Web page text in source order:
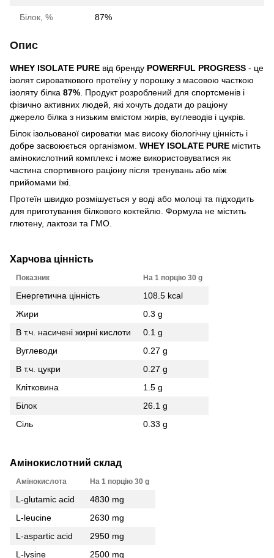
Білок, % 87%
Опис
WHEY ISOLATE PURE від бренду POWERFUL PROGRESS - це
ізолят сироваткового протеїну у порошку з масовою часткою
ізоляту білка 87% . Продукт розроблений для спортсменів і
фізично активних людей, які хочуть додати до раціону
джерело білка з низьким вмістом жирів, вуглеводів і цукрів.
Білок ізольованої сироватки має високу біологічну цінність і
добре засвоюється організмом. WHEY ISOLATE PURE містить
амінокислотний комплекс і може використовуватися як
частина спортивного раціону після тренувань або між
прийомами їжі.
Протеїн швидко розмішується у воді або молоці та підходить
для приготування білкового коктейлю. Формула не містить
глютену, лактози та ГМО.
Харчова цінність
Показник На 1 порцію 30 g
Енергетична цінність
108.5 kcal
Жири
0.3 g
В т.ч. насичені жирні кислоти
0.1 g
Вуглеводи
0.27 g
В т.ч. цукри
0.27 g
Клітковина
1.5 g
Білок
26.1 g
Сіль
0.33 g
Амінокислотний склад
Амінокислота На 1 порцію 30 g
L-glutamic acid
4830 mg
L-leucine
2630 mg
L-aspartic acid
2950 mg
L-lysine
2500 mg